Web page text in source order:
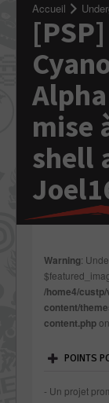
Accueil
[PSP]
mise
shell
Warning:
/home4/
content/
content.php
POINTS
- Un projet